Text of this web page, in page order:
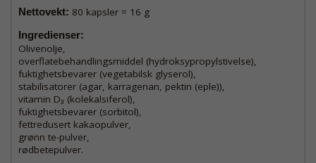
Nettovekt: 80 kapsler = 16 g
Ingredienser:
Olivenolje,
overflatebehandlingsmiddel (hydroksypropylstivelse),
fuktighetsbevarer (vegetabilsk glyserol),
stabilisatorer (agar, karragenan, pektin (eple)),
vitamin D₃ (kolekalsiferol),
fuktighetsbevarer (sorbitol),
fettredusert kakaopulver,
grønn te-pulver,
rødbetepulver.